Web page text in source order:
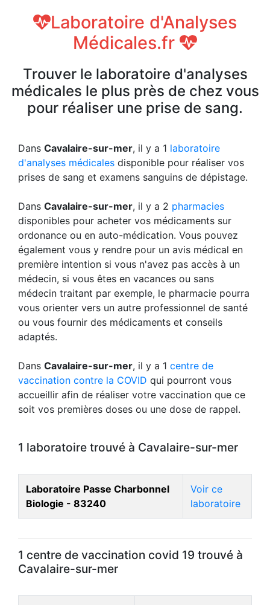
Laboratoire d'Analyses
Médicales.fr
Trouver le laboratoire d'analyses
médicales le plus près de chez vous
pour réaliser une prise de sang.
Dans Cavalaire-sur-mer, il y a 1 laboratoire
d'analyses médicales disponible pour réaliser vos
prises de sang et examens sanguins de dépistage.
Dans Cavalaire-sur-mer, il y a 2 pharmacies
disponibles pour acheter vos médicaments sur
ordonance ou en auto-médication. Vous pouvez
également vous y rendre pour un avis médical en
première intention si vous n'avez pas accès à un
médecin, si vous êtes en vacances ou sans
médecin traitant par exemple, le pharmacie pourra
vous orienter vers un autre professionnel de santé
ou vous fournir des médicaments et conseils
adaptés.
Dans Cavalaire-sur-mer, il y a 1 centre de
vaccination contre la COVID qui pourront vous
accueillir afin de réaliser votre vaccination que ce
soit vos premières doses ou une dose de rappel.
1 laboratoire trouvé à Cavalaire-sur-mer
Laboratoire Passe Charbonnel
Biologie - 83240
Voir ce
laboratoire
1 centre de vaccination covid 19 trouvé à
Cavalaire-sur-mer